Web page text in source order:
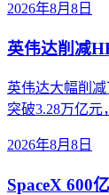
2026年8月8日
英伟达削减
英伟达大幅削
突破3.28万亿元
2026年8月8日
SpaceX 600